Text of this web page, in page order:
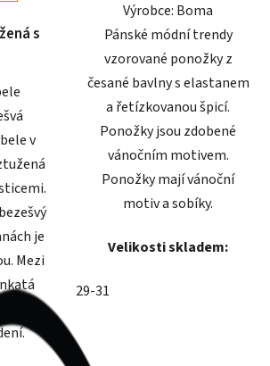
s
v
je
Mezi
hvězdiček.
Výrobce: Boma
Pánské módní trendy
vzorované ponožky z
česané bavlny s elastanem
a řetízkovanou špicí.
Ponožky jsou zdobené
vánočním motivem.
Ponožky mají vánoční
motiv a sobíky.
Velikosti skladem:
29-31